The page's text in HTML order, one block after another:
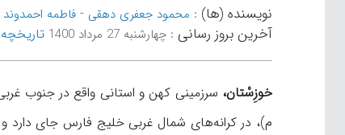
نویسنده (ها) : محمود جعفری دهقی -فاطمه احمدوند
آخرین بروز رسانی :چهارشنبه 27 مرداد 1400
خوزِسْتان،